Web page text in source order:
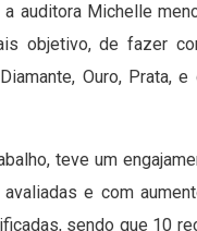
auditora Michelle
objetivo, de fazer
Ouro, Prata,
teve um
e com
sendo que 10